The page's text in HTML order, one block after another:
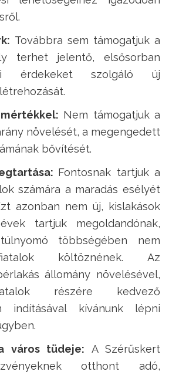
Továbbra sem támogatjuk a
terhet jelentő, elsősorban
érdekeket szolgáló új
: Nem támogatjuk a
növelését, a megengedett
bővítését.
Fontosnak tartjuk a
számára a maradás esélyét
azonban nem új, kislakások
tartjuk megoldandónak,
többségében nem
költöznének. Az
állomány növelésével,
részére kedvező
indításával kívánunk lépni
város tüdeje: A Szérűskert
otthont adó,